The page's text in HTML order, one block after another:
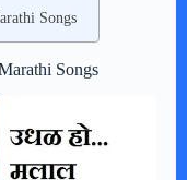
Songs
Songs